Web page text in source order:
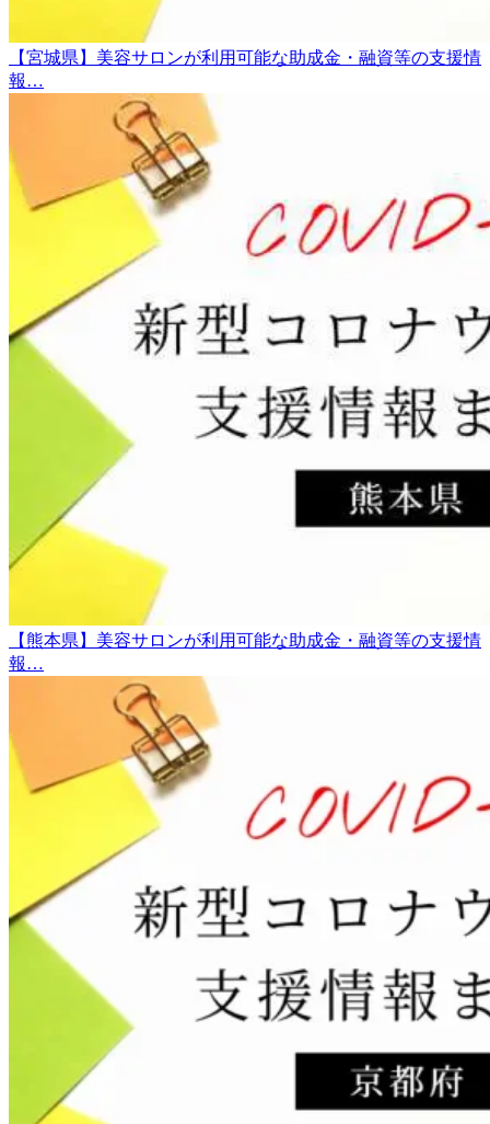
【宮城県】美容サロンが利用可能な助成金・融資等の支援情
報…
【熊本県】美容サロンが利用可能な助成金・融資等の支援情
報…